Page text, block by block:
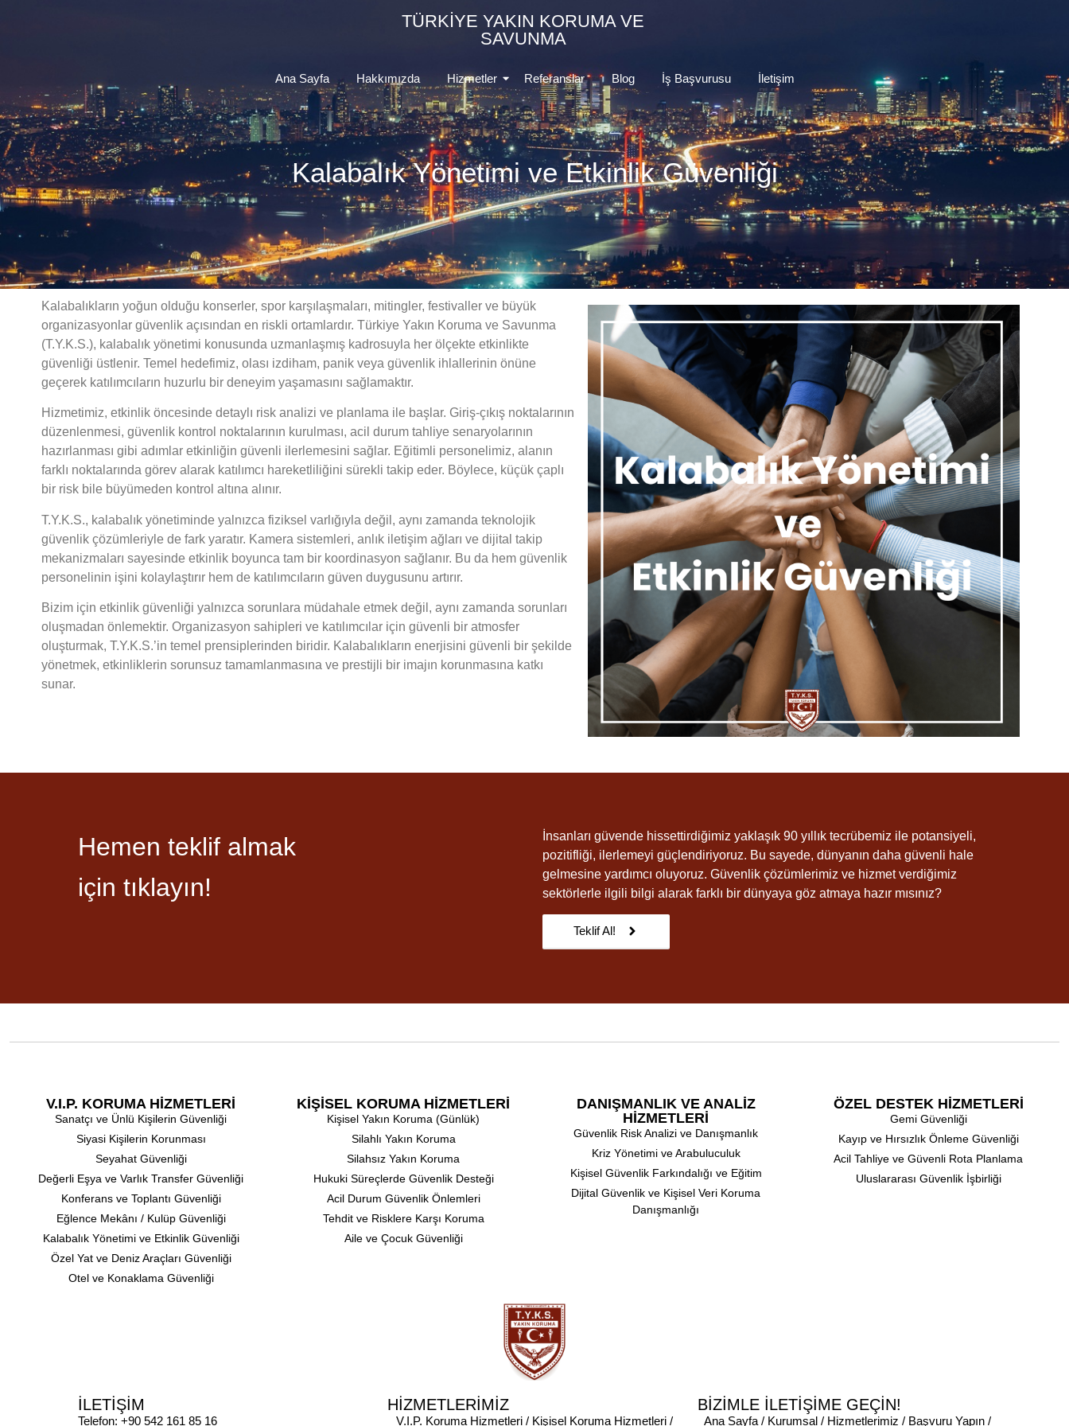
TÜRKİYE YAKIN KORUMA VE
SAVUNMA
Ana Sayfa Hakkımızda Hizmetler Referanslar Blog İş Başvurusu İletişim
Kalabalık Yönetimi ve Etkinlik Güvenliği
Kalabalıkların yoğun olduğu konserler, spor karşılaşmaları, mitingler, festivaller ve büyük
organizasyonlar güvenlik açısından en riskli ortamlardır. Türkiye Yakın Koruma ve Savunma
(T.Y.K.S.), kalabalık yönetimi konusunda uzmanlaşmış kadrosuyla her ölçekte etkinlikte
güvenliği üstlenir. Temel hedefimiz, olası izdiham, panik veya güvenlik ihlallerinin önüne
geçerek katılımcıların huzurlu bir deneyim yaşamasını sağlamaktır.
Hizmetimiz, etkinlik öncesinde detaylı risk analizi ve planlama ile başlar. Giriş-çıkış noktalarının
düzenlenmesi, güvenlik kontrol noktalarının kurulması, acil durum tahliye senaryolarının
hazırlanması gibi adımlar etkinliğin güvenli ilerlemesini sağlar. Eğitimli personelimiz, alanın
farklı noktalarında görev alarak katılımcı hareketliliğini sürekli takip eder. Böylece, küçük çaplı
bir risk bile büyümeden kontrol altına alınır.
T.Y.K.S., kalabalık yönetiminde yalnızca fiziksel varlığıyla değil, aynı zamanda teknolojik
güvenlik çözümleriyle de fark yaratır. Kamera sistemleri, anlık iletişim ağları ve dijital takip
mekanizmaları sayesinde etkinlik boyunca tam bir koordinasyon sağlanır. Bu da hem güvenlik
personelinin işini kolaylaştırır hem de katılımcıların güven duygusunu artırır.
Bizim için etkinlik güvenliği yalnızca sorunlara müdahale etmek değil, aynı zamanda sorunları
oluşmadan önlemektir. Organizasyon sahipleri ve katılımcılar için güvenli bir atmosfer
oluşturmak, T.Y.K.S.’in temel prensiplerinden biridir. Kalabalıkların enerjisini güvenli bir şekilde
yönetmek, etkinliklerin sorunsuz tamamlanmasına ve prestijli bir imajın korunmasına katkı
sunar.
Hemen teklif almak
için tıklayın!
İnsanları güvende hissettirdiğimiz yaklaşık 90 yıllık tecrübemiz ile potansiyeli,
pozitifliği, ilerlemeyi güçlendiriyoruz. Bu sayede, dünyanın daha güvenli hale
gelmesine yardımcı oluyoruz. Güvenlik çözümlerimiz ve hizmet verdiğimiz
sektörlerle ilgili bilgi alarak farklı bir dünyaya göz atmaya hazır mısınız?
Teklif Al!
V.I.P. KORUMA HİZMETLERİ
Sanatçı ve Ünlü Kişilerin Güvenliği
⁠Siyasi Kişilerin Korunması
Seyahat Güvenliği
Değerli Eşya ve Varlık Transfer Güvenliği
⁠Konferans ve Toplantı Güvenliği
⁠Eğlence Mekânı / Kulüp Güvenliği
⁠Kalabalık Yönetimi ve Etkinlik Güvenliği
Özel Yat ve Deniz Araçları Güvenliği
⁠Otel ve Konaklama Güvenliği
KİŞİSEL KORUMA HİZMETLERİ
⁠Kişisel Yakın Koruma (Günlük)
⁠Silahlı Yakın Koruma
Silahsız Yakın Koruma
Hukuki Süreçlerde Güvenlik Desteği
Acil Durum Güvenlik Önlemleri
⁠Tehdit ve Risklere Karşı Koruma
Aile ve Çocuk Güvenliği
DANIŞMANLIK VE ANALİZ
HİZMETLERİ
⁠Güvenlik Risk Analizi ve Danışmanlık
⁠Kriz Yönetimi ve Arabuluculuk
⁠Kişisel Güvenlik Farkındalığı ve Eğitim
Dijital Güvenlik ve Kişisel Veri Koruma
Danışmanlığı
ÖZEL DESTEK HİZMETLERİ
⁠Gemi Güvenliği
Kayıp ve Hırsızlık Önleme Güvenliği
⁠Acil Tahliye ve Güvenli Rota Planlama
⁠Uluslararası Güvenlik İşbirliği
İLETİŞİM
Telefon: +90 542 161 85 16
HİZMETLERİMİZ
V.I.P. Koruma Hizmetleri/ Kişisel Koruma Hizmetleri/
BİZİMLE İLETİŞİME GEÇİN!
Ana Sayfa/ Kurumsal/ Hizmetlerimiz / Başvuru Yapın/